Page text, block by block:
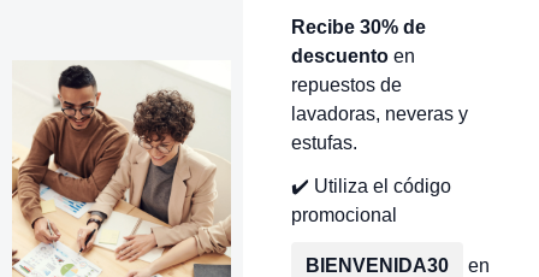
Recibe 30% de
descuentoen
repuestos de
lavadoras, neveras y
estufas.
✔️ Utiliza el código
promocional
BIENVENIDA30 en
TiendaTécnicos Autorizados
Donde encontrar modelo? Servicios de Reparación